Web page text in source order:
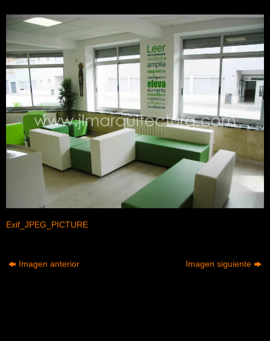
Exif_JPEG_PICTURE
Imagen anterior Imagen siguiente